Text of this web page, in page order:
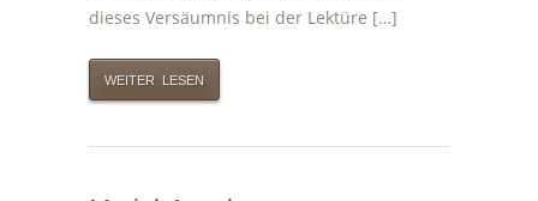
dieses Versäumnis bei der Lektüre […]
WEITER LESEN